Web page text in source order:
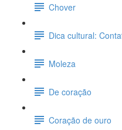
Chover
Dica cultural:
Moleza
De coração
Coração de ouro